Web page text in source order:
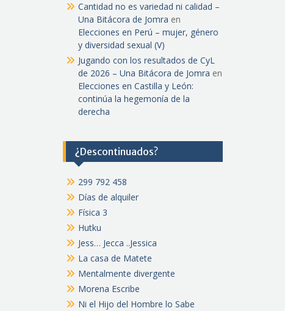
Cantidad no es variedad ni calidad –
Una Bitácora de Jomra en
Elecciones en Perú – mujer, género
y diversidad sexual (V)
Jugando con los resultados de CyL
de 2026 – Una Bitácora de Jomra en
Elecciones en Castilla y León:
continúa la hegemonía de la
derecha
¿Descontinuados?
299 792 458
Días de alquiler
Física 3
Hutku
Jess… Jecca ..Jessica
La casa de Matete
Mentalmente divergente
Morena Escribe
Ni el Hijo del Hombre lo Sabe